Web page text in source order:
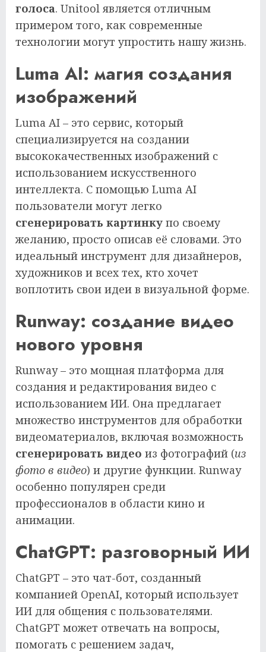
голоса. Unitool является отличным
примером того, как современные
технологии могут упростить нашу жизнь.
Luma AI: магия создания
изображений
Luma AI – это сервис, который
специализируется на создании
высококачественных изображений с
использованием искусственного
интеллекта. С помощью Luma AI
пользователи могут легко
сгенерировать картинку по своему
желанию, просто описав её словами. Это
идеальный инструмент для дизайнеров,
художников и всех тех, кто хочет
воплотить свои идеи в визуальной форме.
Runway: создание видео
нового уровня
Runway – это мощная платформа для
создания и редактирования видео с
использованием ИИ. Она предлагает
множество инструментов для обработки
видеоматериалов, включая возможность
сгенерировать видео из фотографий (из
фото в видео) и другие функции. Runway
особенно популярен среди
профессионалов в области кино и
анимации.
ChatGPT: разговорный ИИ
ChatGPT – это чат-бот, созданный
компанией OpenAI, который использует
ИИ для общения с пользователями.
ChatGPT может отвечать на вопросы,
помогать с решением задач,